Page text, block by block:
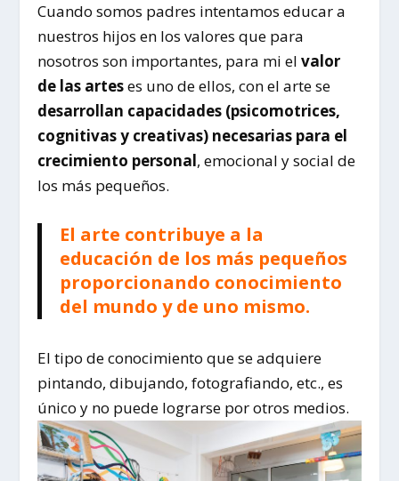
Cuando somos padres intentamos educar a
nuestros hijos en los valores que para
nosotros son importantes, para mi elvalor
de las arteses uno de ellos, con el arte se
desarrollan capacidades (psicomotrices,
cognitivas y creativas) necesarias para el
crecimiento personal, emocional y social de
los más pequeños.
El arte contribuye a la
educación de los más pequeños
proporcionando conocimiento
del mundo y de uno mismo.
El tipo de conocimiento que se adquiere
pintando, dibujando, fotografiando, etc., es
único y no puede lograrse por otros medios.